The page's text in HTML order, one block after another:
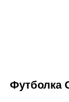
Футболка